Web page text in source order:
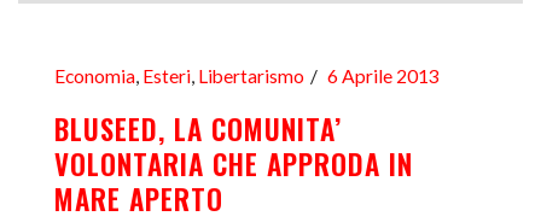
Economia, Esteri, Libertarismo 6 Aprile 2013
BLUSEED, LA COMUNITA’
VOLONTARIA CHE APPRODA IN
MARE APERTO